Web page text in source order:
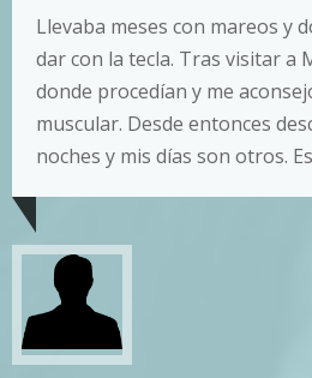
Llevaba meses con mareos y
dar con la tecla. Tras visitar a
donde procedían y me
muscular. Desde entonces
noches y mis días son otros.